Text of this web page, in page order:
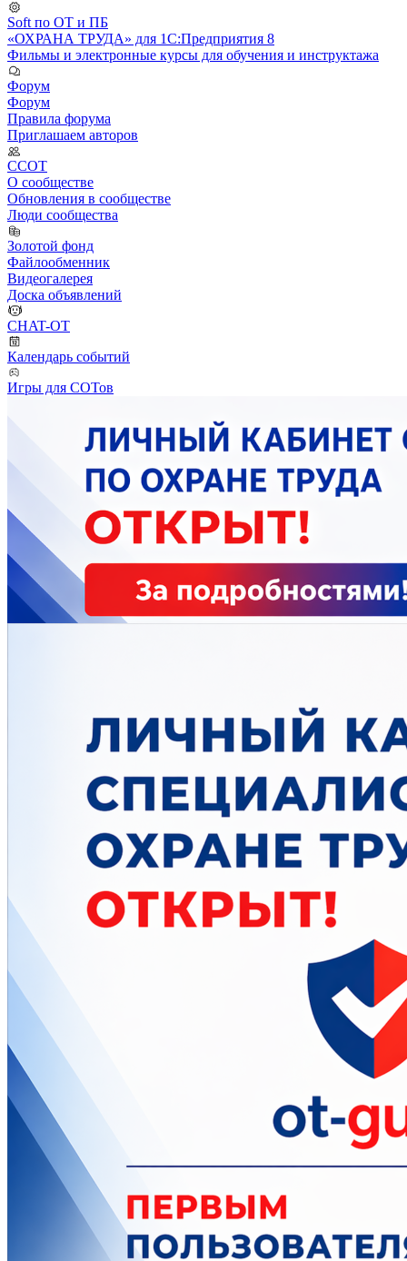
Soft по ОТ и ПБ
«ОХРАНА ТРУДА» для 1С:Предприятия 8
Фильмы и электронные курсы для обучения и инструктажа
Форум
Форум
Правила форума
Приглашаем авторов
ССОТ
О сообществе
Обновления в сообществе
Люди сообщества
Золотой фонд
Файлообменник
Видеогалерея
Доска объявлений
CHAT-OT
Календарь событий
Игры для СОТов